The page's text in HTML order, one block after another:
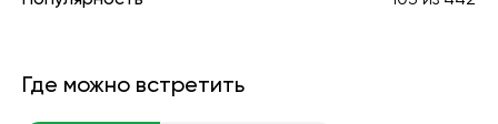
Где можно встретить